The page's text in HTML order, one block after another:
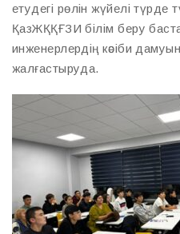
етудегі рөлін жүйелі түрде
ҚазЖҚҚҒЗИ білім беру
инженерлердің кәсіби
жалғастыруда.